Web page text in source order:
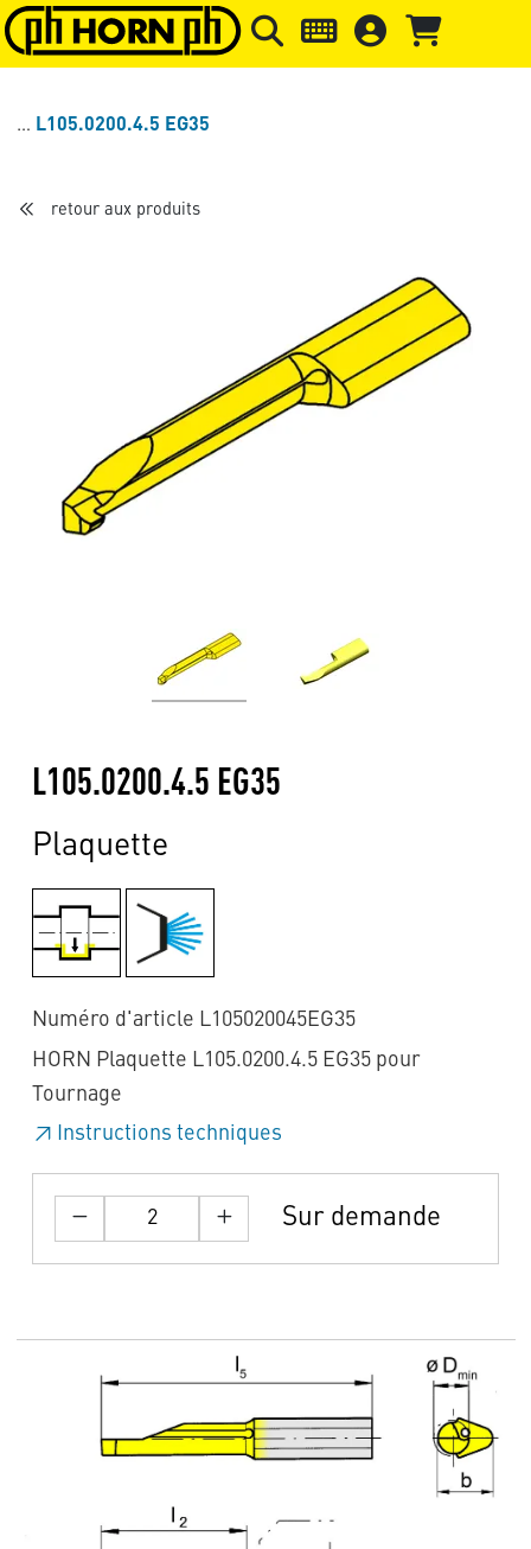
Skip to main content Passer à l'en-tête de la page
L105.0200.4.5 EG35
retour aux produits
L105.0200.4.5 EG35
Plaquette
Numéro d'article L105020045EG35
HORN Plaquette L105.0200.4.5 EG35 pour
Tournage
Instructions techniques
Sur demande